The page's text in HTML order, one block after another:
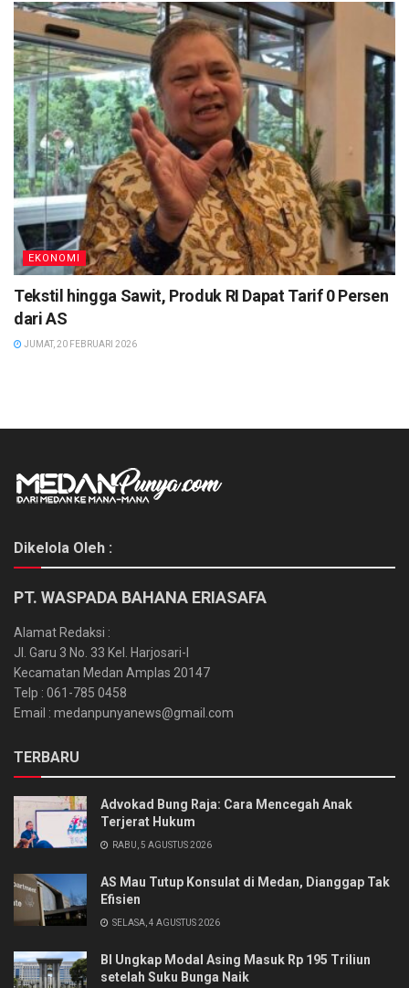
EKONOMI
Tekstil hingga Sawit, Produk RI Dapat Tarif 0 Persen
dari AS
JUMAT, 20 FEBRUARI 2026
Dikelola Oleh :
PT. WASPADA BAHANA ERIASAFA
Alamat Redaksi :
Jl. Garu 3 No. 33 Kel. Harjosari-I
Kecamatan Medan Amplas 20147
Telp : 061-785 0458
Email : medanpunyanews@gmail.com
TERBARU
Advokad Bung Raja: Cara Mencegah Anak
Terjerat Hukum
RABU, 5 AGUSTUS 2026
AS Mau Tutup Konsulat di Medan, Dianggap Tak
Efisien
SELASA, 4 AGUSTUS 2026
BI Ungkap Modal Asing Masuk Rp 195 Triliun
setelah Suku Bunga Naik